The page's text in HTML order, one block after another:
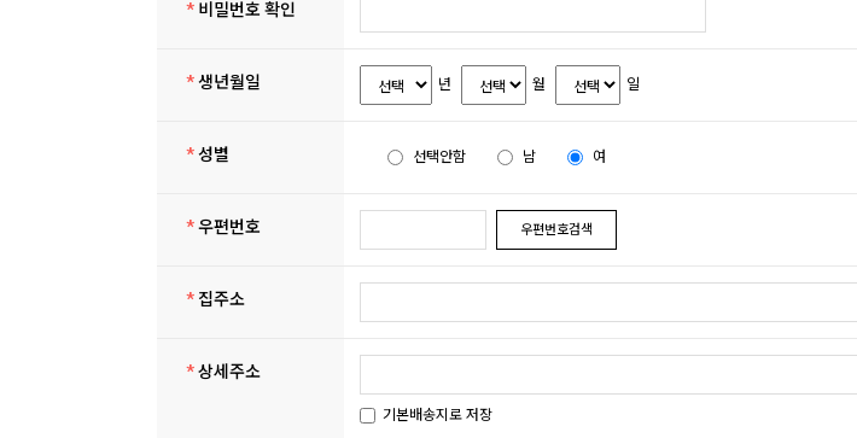
* 비밀번호 확인
*생년월일 년 월 일
*성별 선택안함 남 여
*우편번호 우편번호검색
* 집주소
*상세주소
기본배송지로 저장